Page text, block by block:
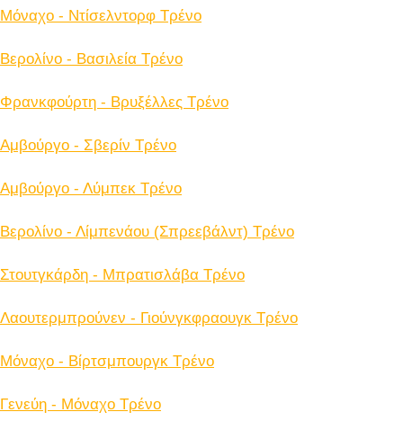
Μόναχο - Ντίσελντορφ Tρένο
Βερολίνο - Βασιλεία Tρένο
Φρανκφούρτη - Βρυξέλλες Tρένο
Αμβούργο - Σβερίν Tρένο
Αμβούργο - Λύμπεκ Tρένο
Βερολίνο - Λίμπενάου (Σπρεεβάλντ) Tρένο
Στουτγκάρδη - Μπρατισλάβα Tρένο
Λαουτερμπρούνεν - Γιούνγκφραουγκ Tρένο
Μόναχο - Βίρτσμπουργκ Tρένο
Γενεύη - Μόναχο Tρένο